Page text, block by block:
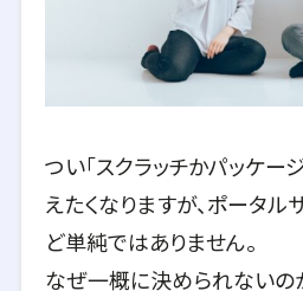
つい「スクラッチかパッケー
えたくなりますが、ポータ
ど単純ではありません。
なぜ一概に決められないの